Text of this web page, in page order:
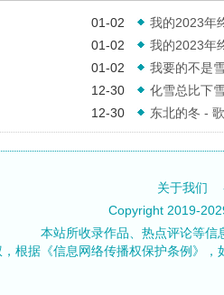
01-02
我的2023年
01-02
我的2023年
01-02
我要的不是
12-30
化雪总比下
12-30
东北的冬 -
关于我们
Copyright 2019-
本站所收录作品、热点评论等
根据《信息网络传播权保护条例》